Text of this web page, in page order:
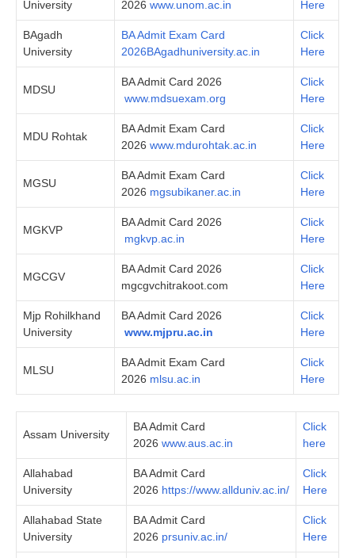
University 2026 www.unom.ac.in Here
BAgadh
University
BA Admit Exam Card
2026BAgadhuniversity.ac.in
Click
Here
MDSU
BA Admit Card 2026
www.mdsuexam.org
Click
Here
MDU Rohtak
BA Admit Exam Card
2026 www.mdurohtak.ac.in
Click
Here
MGSU
BA Admit Exam Card
2026 mgsubikaner.ac.in
Click
Here
MGKVP
BA Admit Card 2026
mgkvp.ac.in
Click
Here
MGCGV
BA Admit Card 2026
mgcgvchitrakoot.com
Click
Here
Mjp Rohilkhand
University
BA Admit Card 2026
www.mjpru.ac.in
Click
Here
MLSU
BA Admit Exam Card
2026 mlsu.ac.in
Click
Here
Assam University
BA Admit Card
2026 www.aus.ac.in
Cli­ck
here
Allahabad
University
BA Admit Card
2026 https://www.allduniv.ac.in/
Click
Here
Allahabad State
University
BA Admit Card
2026 prsuniv.ac.in/
Click
Here